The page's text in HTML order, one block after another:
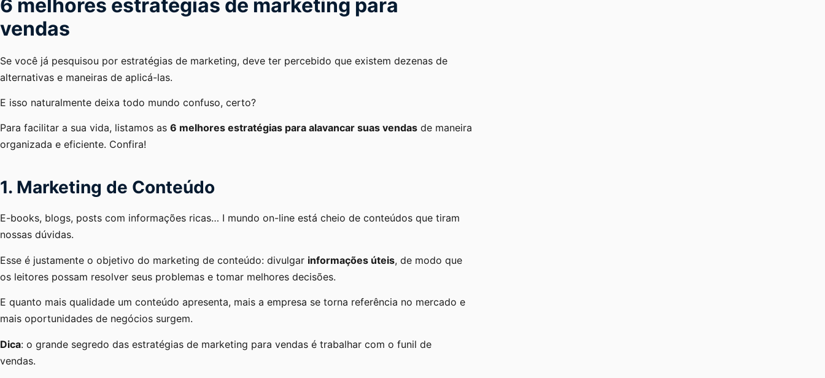
6 melhores estratégias de marketing para
vendas
Se você já pesquisou por estratégias de marketing, deve ter percebido que existem dezenas de
alternativas e maneiras de aplicá-las.
E isso naturalmente deixa todo mundo confuso, certo?
Para facilitar a sua vida, listamos as 6 melhores estratégias para alavancar suas vendas de maneira
organizada e eficiente. Confira!
1. Marketing de Conteúdo
E-books, blogs, posts com informações ricas… I mundo on-line está cheio de conteúdos que tiram
nossas dúvidas.
Esse é justamente o objetivo do marketing de conteúdo: divulgar informações úteis, de modo que
os leitores possam resolver seus problemas e tomar melhores decisões.
E quanto mais qualidade um conteúdo apresenta, mais a empresa se torna referência no mercado e
mais oportunidades de negócios surgem.
Dica: o grande segredo das estratégias de marketing para vendas é trabalhar com o funil de
vendas.